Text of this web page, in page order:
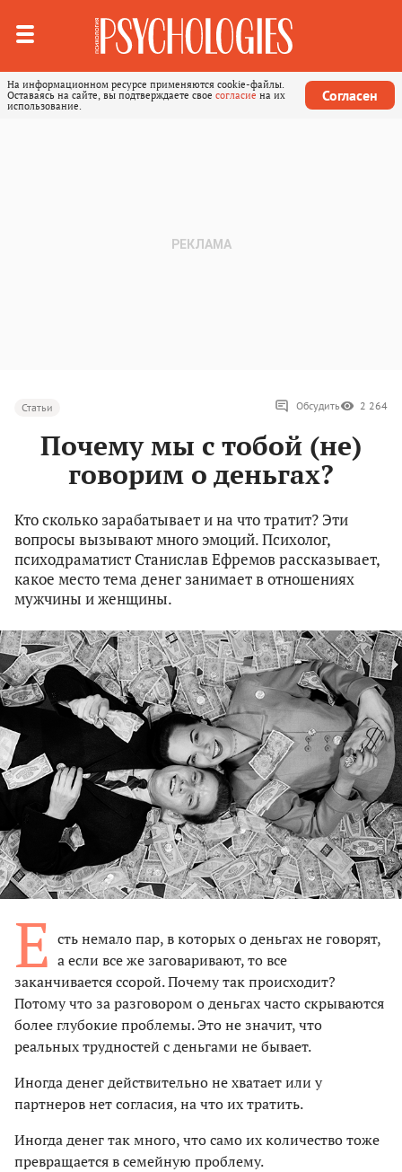
На информационном ресурсе применяются cookie-файлы.
Оставаясь на сайте, вы подтверждаете свое согласие на их
использование.
Согласен
Статьи Обсудить 2 264
Почему мы с тобой (не)
говорим о деньгах?
Кто сколько зарабатывает и на что тратит? Эти
вопросы вызывают много эмоций. Психолог,
психодраматист Станислав Ефремов рассказывает,
какое место тема денег занимает в отношениях
мужчины и женщины.
Е сть немало пар, в которых о деньгах не говорят,
а если все же заговаривают, то все
заканчивается ссорой. Почему так происходит?
Потому что за разговором о деньгах часто скрываются
более глубокие проблемы. Это не значит, что
реальных трудностей с деньгами не бывает.
Иногда денег действительно не хватает или у
партнеров нет согласия, на что их тратить.
Иногда денег так много, что само их количество тоже
превращается в семейную проблему.